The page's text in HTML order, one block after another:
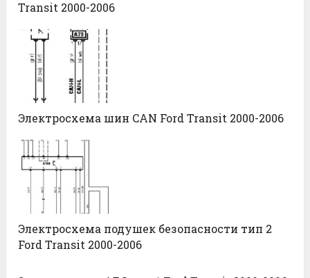
Transit 2000-2006
Электросхема шин CAN Ford Transit 2000-2006
Электросхема подушек безопасности тип 2
Ford Transit 2000-2006